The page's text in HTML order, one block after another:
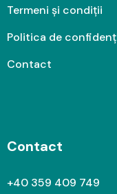
Termeni și condiții
Politica de
Contact
Contact
+40 359 409 749